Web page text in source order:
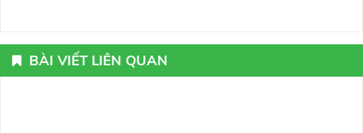
BÀI VIẾT LIÊN QUAN